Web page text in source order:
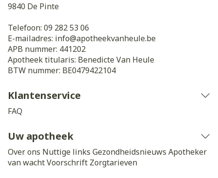
9840 De Pinte
Telefoon: 09 282 53 06
E-mailadres: info@apotheekvanheule.be
APB nummer: 441202
Apotheek titularis: Benedicte Van Heule
BTW nummer: BE0479422104
Klantenservice
FAQ
Uw apotheek
Over ons Nuttige links Gezondheidsnieuws Apotheker
van wachtVoorschrift Zorgtarieven